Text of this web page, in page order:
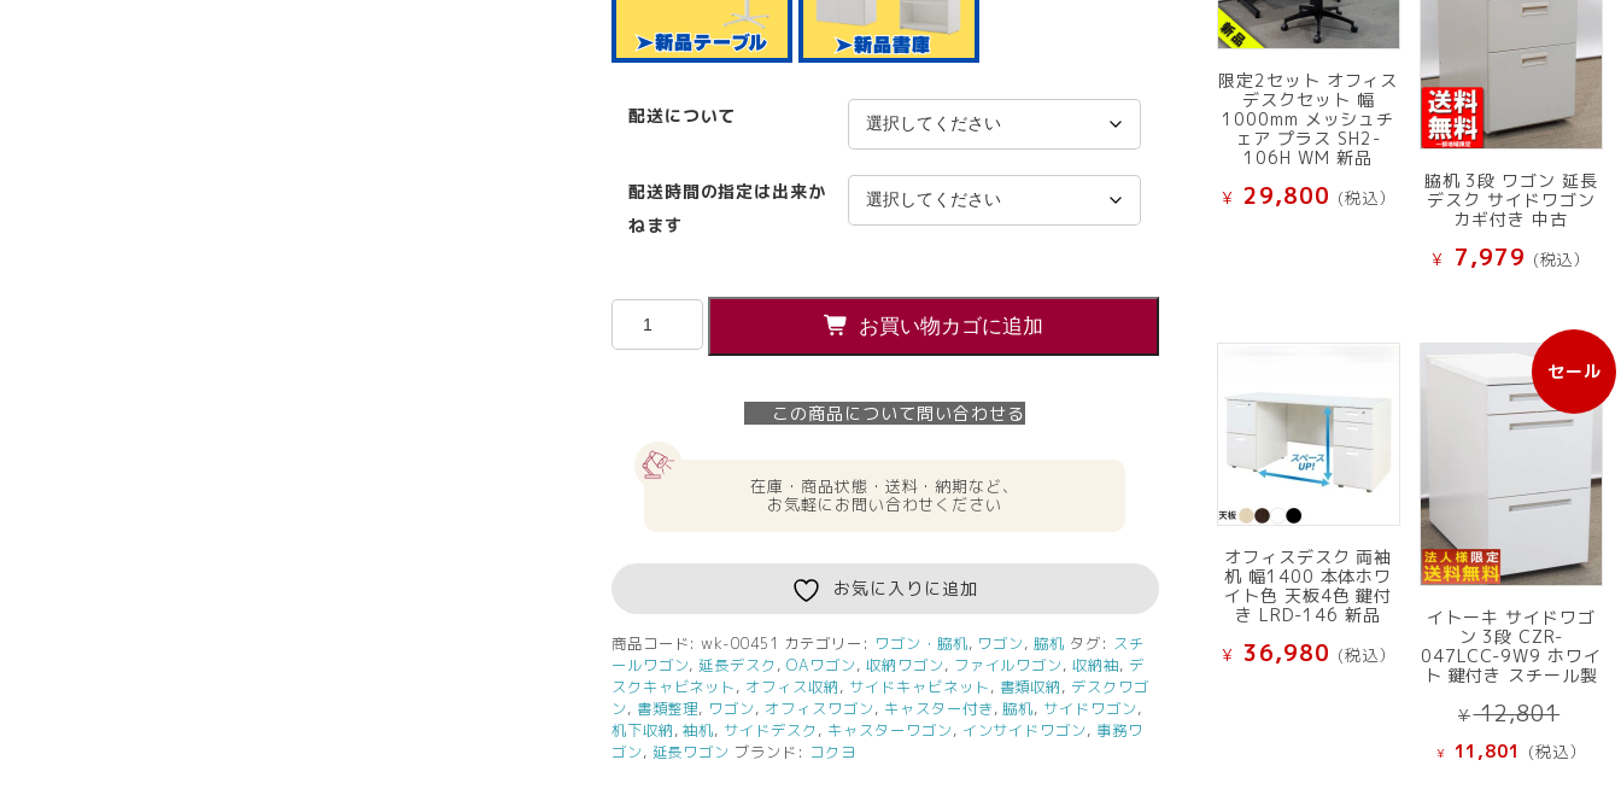
配送について
配送時間の指定は出来か
ねます
コ
ワ
ゴ
ン
サ
イ
ド
ワ
ゴ
お買い物カゴに追加
この商品について問い合わせる
在庫・商品状態・送料・納期など、
お気軽にお問い合わせください
お気に入りに追加
商品コード:wk-00451 カテゴリー: ワゴン・脇机, ワゴン,脇机 タグ: スチ
ールワゴン, 延長デスク ,OAワゴン, 収納ワゴン, ファイルワゴン,収納袖, デ
スクキャビネット, オフィス収納, サイドキャビネット, 書類収納, デスクワゴ
ン, 書類整理, ワゴン, オフィスワゴン, キャスター付き,脇机, サイドワゴン,
机下収納,袖机, サイドデスク , キャスターワゴン, インサイドワゴン, 事務ワ
ゴン, 延長ワゴン ブランド: コクヨ
限定2セット オフィス
デスクセット 幅
1000mm メッシュチ
ェア プラス SH2-
106H WM 新品
¥ 29,800 (税込）
脇机 3段 ワゴン 延長
デスク サイドワゴン
カギ付き 中古
¥ 7,979 (税込）
オフィスデスク 両袖
机 幅1400 本体ホワ
イト色 天板4色 鍵付
き LRD-146 新品
¥ 36,980 (税込）
セール
販
売
中
品
イトーキ サイドワゴ
ン 3段 CZR-
047LCC-9W9 ホワイ
ト 鍵付き スチール製
¥12,801
の
価
¥ 11,801 現
(税込）